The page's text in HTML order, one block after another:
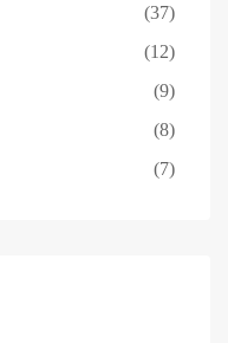
(37)
(12)
(9)
(8)
(7)